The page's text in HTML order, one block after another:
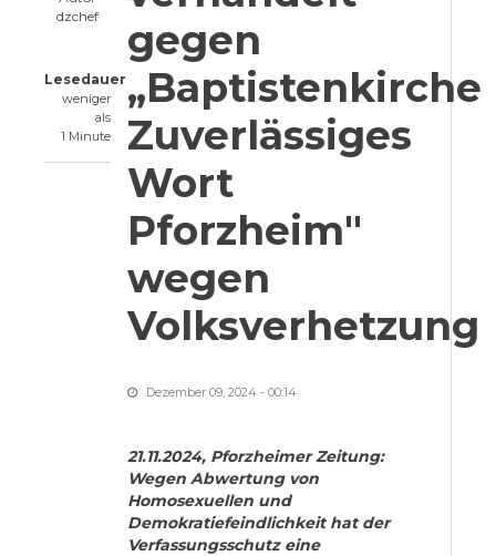
dzchef
Lesedauer
weniger
als
1 Minute
gegen
„Baptistenkirche
Zuverlässiges
Wort
Pforzheim"
wegen
Volksverhetzung
Dezember 09, 2024 - 00:14
21.11.2024, Pforzheimer Zeitung:
Wegen Abwertung von
Homosexuellen und
Demokratiefeindlichkeit hat der
Verfassungsschutz eine